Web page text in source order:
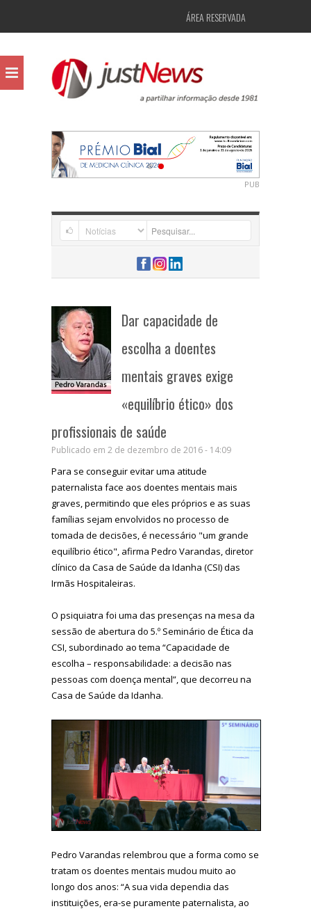
ÁREA RESERVADA
PUB
Dar capacidade de
escolha a doentes
mentais graves exige
«equilíbrio ético» dos
profissionais de saúde
Publicado em 2 de dezembro de 2016 - 14:09
Para se conseguir evitar uma atitude
paternalista face aos doentes mentais mais
graves, permitindo que eles próprios e as suas
famílias sejam envolvidos no processo de
tomada de decisões, é necessário "um grande
equilíbrio ético", afirma Pedro Varandas, diretor
clínico da Casa de Saúde da Idanha (CSI) das
Irmãs Hospitaleiras.
O psiquiatra foi uma das presenças na mesa da
sessão de abertura do 5.º Seminário de Ética da
CSI, subordinado ao tema “Capacidade de
escolha – responsabilidade: a decisão nas
pessoas com doença mental”, que decorreu na
Casa de Saúde da Idanha.
Pedro Varandas relembrou que a forma como se
tratam os doentes mentais mudou muito ao
longo dos anos: “A sua vida dependia das
instituições, era-se puramente paternalista, ao